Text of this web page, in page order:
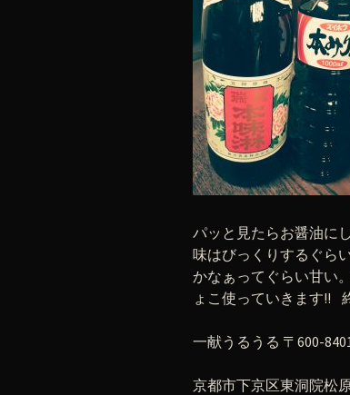
パッと見たらお醤油に
味はびっくりするぐら
かなぁってぐらい甘い
ょこ使っていきます!!
一献うるうる 〒600-
京都市下京区東洞院松